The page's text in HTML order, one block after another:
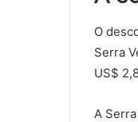
O
Serra
US$
A